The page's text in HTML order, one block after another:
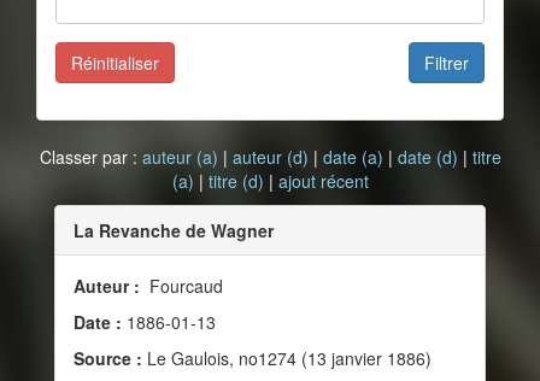
Filtrer
Réinitialiser
Classer par : auteur (a) | auteur (d) | date (a) | date (d) | titre
(a) | titre (d) | ajout récent
La Revanche de Wagner
Auteur : Fourcaud
Date : 1886-01-13
Source : Le Gaulois, no1274 (13 janvier 1886)